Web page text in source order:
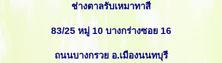
ช่างตาลรับเหมาทาสี
83/25 หมู่ 10 บางกร่างซอย 16
ถนนบางกรวย อ.เมืองนนทบุรี